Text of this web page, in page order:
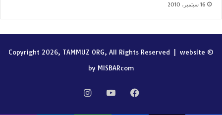
16 سبتمبر، 2010
© Copyright 2026, TAMMUZ ORG, All Rights Reserved |
website
by MISBARcom
فيسبوك‫YouTubeانستقرام